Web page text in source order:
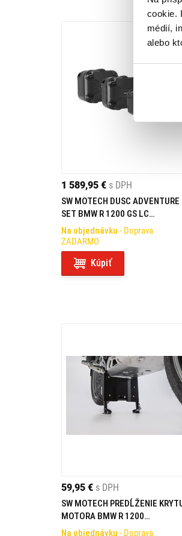
cookie.
médií,
alebo
1 589,95 € s DPH
SW MOTECH DUSC ADVENTURE
SET BMW R 1200 GS LC
ADV/1250 GS ADV
Na objednávku - Doprava
ZADARMO
Kúpiť
59,95 € s DPH
SW MOTECH PREDĹŽENIE
MOTORA BMW R 1200
GS/R1250GS ADVENTURE (18-19)
Na objednávku - Doprava